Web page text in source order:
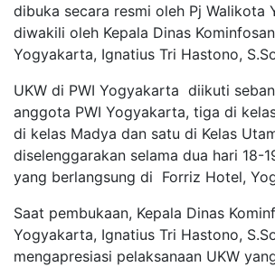
dibuka secara resmi oleh Pj Walikota
diwakili oleh Kepala Dinas
Yogyakarta, Ignatius Tri Hastono,
UKW di PWI Yogyakarta diikuti
anggota PWI Yogyakarta, tiga di
di kelas Madya dan satu di Kelas
diselenggarakan selama dua hari 18-
yang berlangsung di Forriz Hotel,
Saat pembukaan, Kepala Dinas
Yogyakarta, Ignatius Tri Hastono,
mengapresiasi pelaksanaan UKW